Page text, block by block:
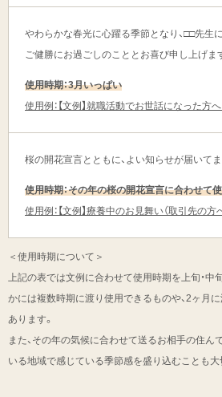
やわらかな春光に心躍る季節となり、□□先生
ご健勝にお過ごしのこととお喜び申し上げま
使用時期：3月いっぱい
使用例：【文例】就職活動でお世話になった方
桜の開花宣言とともに、よい知らせが届いてま
使用時期：その年の桜の開花宣言に合わせて
使用例：【文例】療養中のお見舞い（取引先の方
＜使用時期について＞
上記の表では文例に合わせて使用時期を上旬・中
かには複数時期に渡り使用できるものや、2ヶ月
あります。
また、その年の気候に合わせて送るお相手の住ん
いる地域で感じている季節感を盛り込むことも大